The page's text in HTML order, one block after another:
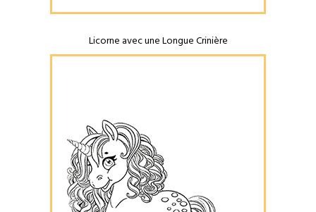
Licorne avec une Longue Crinière